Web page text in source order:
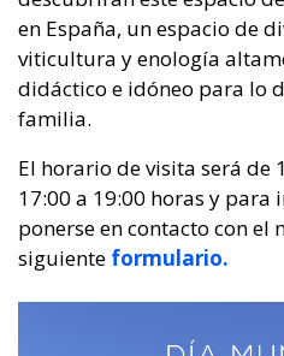
en España, un espacio de
viticultura y enología
didáctico e idóneo para lo
familia.
El horario de visita será de
17:00 a 19:00 horas y para
ponerse en contacto con el
siguiente formulario.